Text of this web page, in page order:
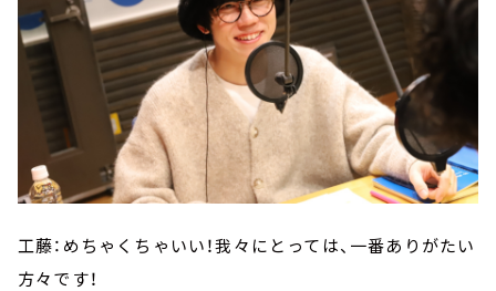
工藤：めちゃくちゃいい！我々にとっては、一番ありがたい
方々です！